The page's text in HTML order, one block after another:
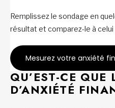
Remplissez le sondage en
résultat et comparez-le à
Mesurez votre anxiété
QU’EST-CE QUE
D’ANXIÉTÉ